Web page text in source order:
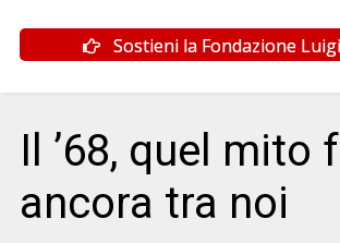
Sostieni la Fondazione
Il ’68, quel mito
ancora tra noi